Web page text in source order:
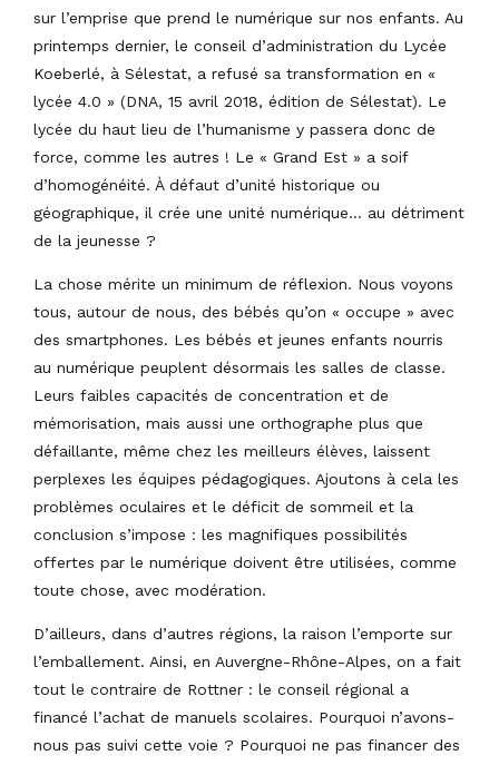
sur l’emprise que prend le numérique sur nos enfants. Au
printemps dernier, le conseil d’administration du Lycée
Koeberlé, à Sélestat, a refusé sa transformation en «
lycée 4.0 » (DNA, 15 avril 2018, édition de Sélestat). Le
lycée du haut lieu de l’humanisme y passera donc de
force, comme les autres ! Le « Grand Est » a soif
d’homogénéité. À défaut d’unité historique ou
géographique, il crée une unité numérique… au détriment
de la jeunesse ?
La chose mérite un minimum de réflexion. Nous voyons
tous, autour de nous, des bébés qu’on « occupe » avec
des smartphones. Les bébés et jeunes enfants nourris
au numérique peuplent désormais les salles de classe.
Leurs faibles capacités de concentration et de
mémorisation, mais aussi une orthographe plus que
défaillante, même chez les meilleurs élèves, laissent
perplexes les équipes pédagogiques. Ajoutons à cela les
problèmes oculaires et le déficit de sommeil et la
conclusion s’impose : les magnifiques possibilités
offertes par le numérique doivent être utilisées, comme
toute chose, avec modération.
D’ailleurs, dans d’autres régions, la raison l’emporte sur
l’emballement. Ainsi, en Auvergne-Rhône-Alpes, on a fait
tout le contraire de Rottner : le conseil régional a
financé l’achat de manuels scolaires. Pourquoi n’avons-
nous pas suivi cette voie ? Pourquoi ne pas financer des